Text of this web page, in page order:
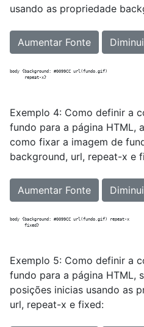
usando as propriedade
Aumentar Fonte
body {background: #0099CC url(fundo.gif)
Exemplo 4: Como definir a
fundo para a página HTML,
como fixar a imagem de
background, url, repeat-x e
Aumentar Fonte
body {background: #0099CC url(fundo.gif) repeat-x
Exemplo 5: Como definir a
fundo para a página HTML,
posições inicias usando as
url, repeat-x e fixed: